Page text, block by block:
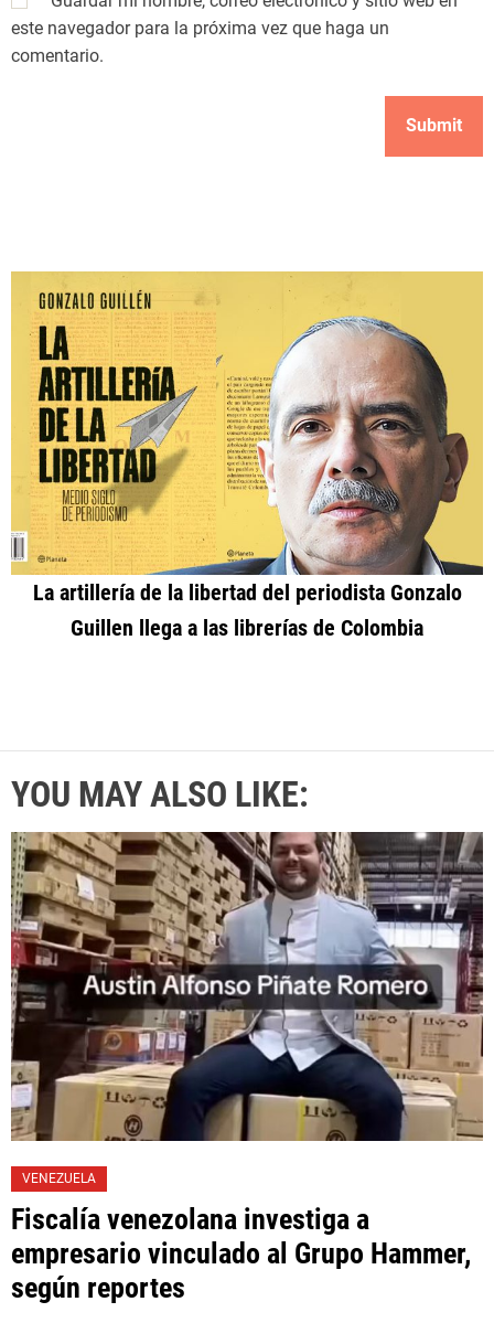
este navegador para la próxima vez que haga un
comentario.
La artillería de la libertad del periodista Gonzalo
Guillen llega a las librerías de Colombia
YOU MAY ALSO LIKE:
VENEZUELA
Fiscalía venezolana investiga a
empresario vinculado al Grupo Hammer,
según reportes